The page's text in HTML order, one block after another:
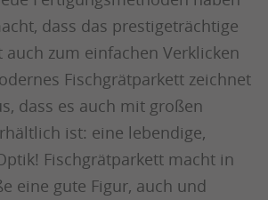
dass das prestigeträchtige
auch zum einfachen Verklicken
Fischgrätparkett zeichnet
dass es auch mit großen
ist: eine lebendige,
Fischgrätparkett macht in
eine gute Figur, auch und